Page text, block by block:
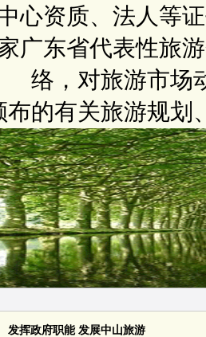
心资质、法人等
广东省代表性旅
络，对旅游市场
布的有关旅游规划
发挥政府职能 发展中山旅游